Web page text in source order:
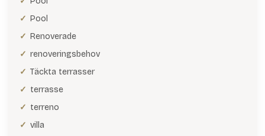
Pool
Renoverade
renoveringsbehov
Täckta terrasser
terrasse
terreno
villa